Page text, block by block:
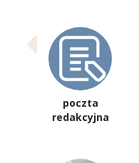
poczta
redakcyjna